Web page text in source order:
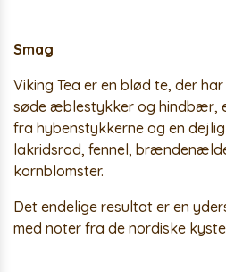
Smag
Viking Tea er en blød te, der
søde æblestykker og hindbær,
fra hybenstykkerne og en
lakridsrod, fennel,
kornblomster.
Det endelige resultat er en
med noter fra de nordiske